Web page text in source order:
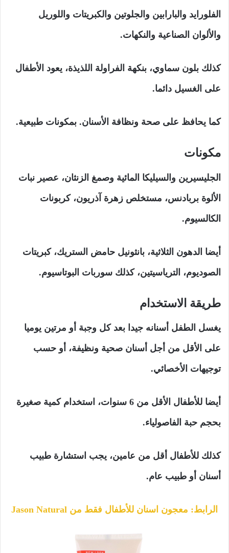
الفلورايد والبارابين والجلوتين والكبريتات واللوريل
والألوان الصناعية والنكهات.
كذلك بلون سماوي، بنكهة الفراولة اللذيذة، يعود الأطفال
على الغسيل دائما.
كما يحافظ على صحة ونظافة الأسنان. بمكونات طبيعية.
مكونات
الجليسيرين والسيليكا المائية وصمغ الزنثان، عصير نبات
الألوة بربادنس، مستخلص زهرة آذريون، كربونات
الكالسيوم.
أيضا الدهون الثلاثية، بانثونيل حامض الستريك، كبريتات
الصوديوم، الترياسيتين، كذلك سوربات البوتاسيوم.
طريقة الاستخدام
يغسل الطفل أسنانه جيدا بعد كل وجبة أو مرتين يوميا
على الأقل من أجل أسنان صحية ونظيفة، أو حسب
توجيهات الأخصائي.
أيضا للأطفال الأقل من 6 سنوات، استخدام كمية صغيرة
بحجم حبة الفاصولياء.
كذلك للأطفال أقل من عامين، يجب استشارة طبيب
أسنان أو طبيب عام.
الرابط: معجون اسنان للأطفال فقط من Jason Natural